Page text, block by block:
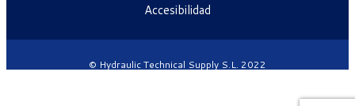
Accesibilidad
© Hydraulic Technical Supply S.L. 2022